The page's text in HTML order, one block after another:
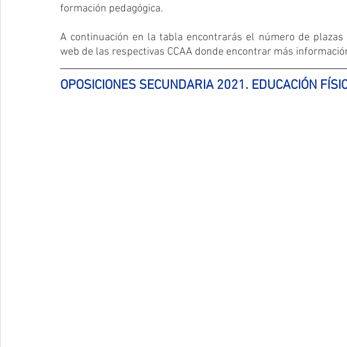
formación pedagógica.
A continuación en la tabla encontrarás el número de plazas
web de las respectivas CCAA donde encontrar más
OPOSICIONES SECUNDARIA 2021. EDUCACIÓN